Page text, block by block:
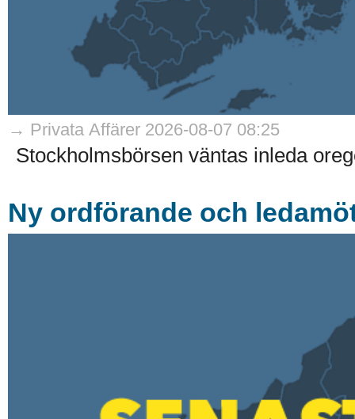
→ Privata Affärer 2026-08-07 08:25
Stockholmsbörsen väntas inleda
Ny ordförande och